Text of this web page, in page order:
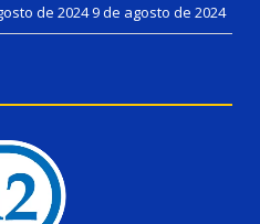
de 20249 de agosto de 2024